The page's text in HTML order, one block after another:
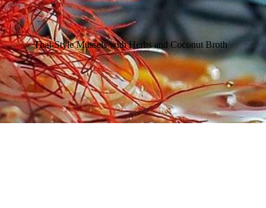
Thai-Style Mussels with Herbs and Coconut Broth